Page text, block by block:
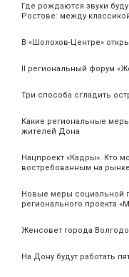
Где рождаются звуки
Ростове: между
В «Шолохов-Центре»
II региональный форум
Три способа сгладить
Какие региональные
жителей Дона
Нацпроект «Кадры». Кто
востребованным на
Новые меры социальной
регионального проекта
Женсовет города
На Дону будут работать